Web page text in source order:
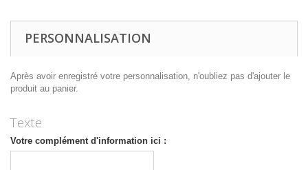
PERSONNALISATION
Après avoir enregistré votre personnalisation, n'oubliez pas d'ajouter le
produit au panier.
Texte
Votre complément d'information ici :